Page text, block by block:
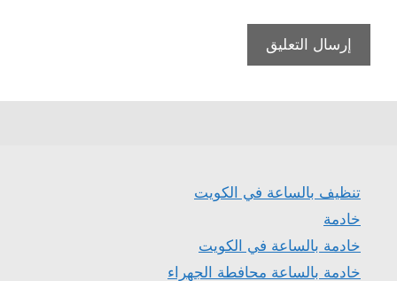
تنظيف بالساعة في الكويت
خادمة
خادمة بالساعة في الكويت
خادمة بالساعة محافطة الجهراء